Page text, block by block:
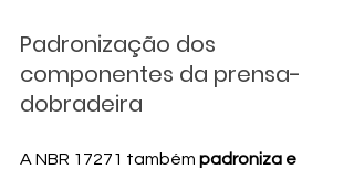
Padronização dos
componentes da prensa-
dobradeira
A NBR 17271 também padroniza e